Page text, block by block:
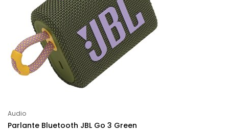
Audio
Parlante Bluetooth JBL Go 3 Green